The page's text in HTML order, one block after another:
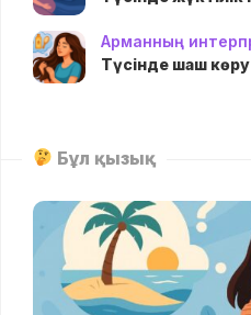
Арманның
Түсінде шаш көру
Бұл қызық